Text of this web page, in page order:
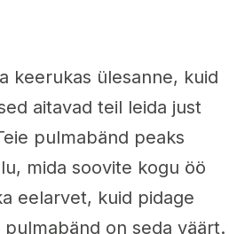
keerukas ülesanne, kuid
aitavad teil leida just
pulmabänd peaks
mida soovite kogu öö
eelarvet, kuid pidage
on seda väärt.